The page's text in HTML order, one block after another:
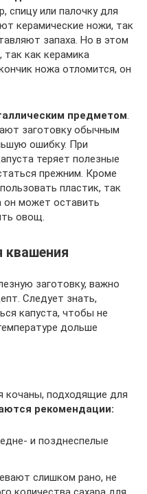
спицу или палочку для
керамические ножи, так
запаха. Но в этом
как керамика
ножа отломится, он
предметом.
заготовку обычным
ошибку. При
теряет полезные
прежним. Кроме
пластик, так
он может оставить
овощ.
квашения
заготовку, важно
Следует знать,
капуста, чтобы не
дольше
кочаны, подходящие для
рекомендации:
и позднеспелые
слишком рано, не